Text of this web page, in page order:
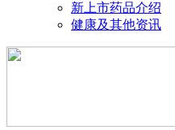
新上市药品介绍
健康及其他资讯